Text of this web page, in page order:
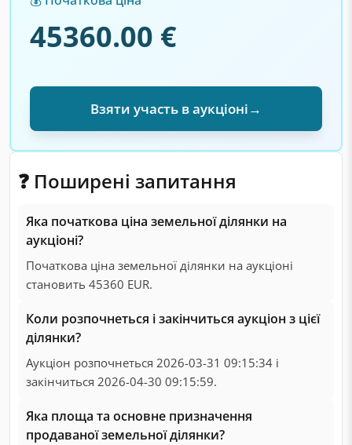
❓ Поширені запитання
Яка початкова ціна земельної ділянки на
аукціоні?
Початкова ціна земельної ділянки на аукціоні
становить 45360 EUR.
Коли розпочнеться і закінчиться аукціон з цієї
ділянки?
Аукціон розпочнеться 2026-03-31 09:15:34 і
закінчиться 2026-04-30 09:15:59.
Яка площа та основне призначення
продаваної земельної ділянки?
45360.00 €
Взяти участь в аукціоні→